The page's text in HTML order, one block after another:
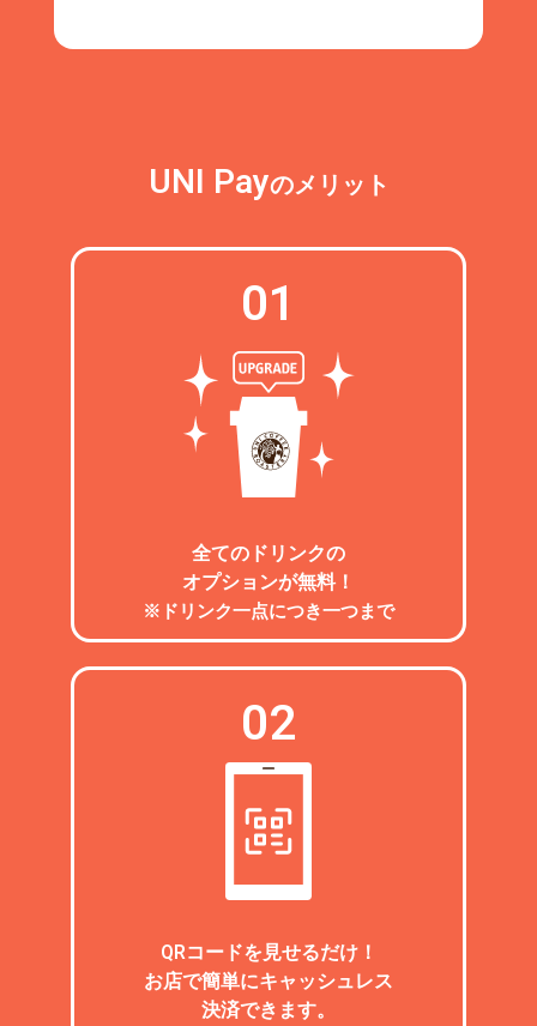
UNI Payのメリット
01
全てのドリンクの
オプションが無料！
※ドリンク一点につき一つまで
02
QRコードを見せるだけ！
お店で簡単にキャッシュレス
決済できます。